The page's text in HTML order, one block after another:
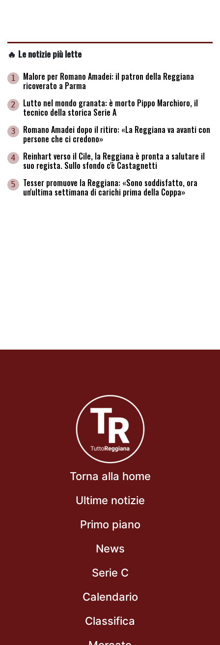
🔥 Le notizie più lette
1 Malore per Romano Amadei: il patron della Reggiana
ricoverato a Parma
2 Lutto nel mondo granata: è morto Pippo Marchioro, il
tecnico della storica Serie A
3 Romano Amadei dopo il ritiro: «La Reggiana va avanti con
persone che ci credono»
4 Reinhart verso il Cile, la Reggiana è pronta a salutare il
suo regista. Sullo sfondo c'è Castagnetti
5 Tesser promuove la Reggiana: «Sono soddisfatto, ora
un'ultima settimana di carichi prima della Coppa»
Torna alla home
Ultime notizie
Primo piano
News
Serie C
Calendario
Classifica